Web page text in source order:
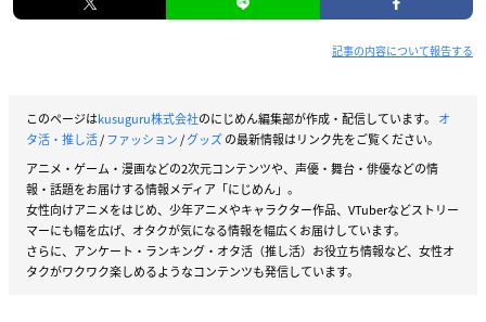
記事の内容について報告する
このページはkusuguru株式会社のにじめん編集部が作成・配信しています。 オ
タ活・推し活/ファッション/グッズの最新情報はリンク先をご覧ください。
アニメ・ゲーム・漫画などの2次元コンテンツや、声優・舞台・俳優などの情
報・話題をお届けする情報メディア「にじめん」。
女性向けアニメをはじめ、少年アニメやキャラクター作品、VTuberなどストリー
マーにも幅を広げ、オタクが気になる情報を幅広くお届けしています。
さらに、アンケート・ランキング・オタ活（推し活）お役立ち情報など、女性オ
タクがワクワク楽しめるようなコンテンツも発信しています。